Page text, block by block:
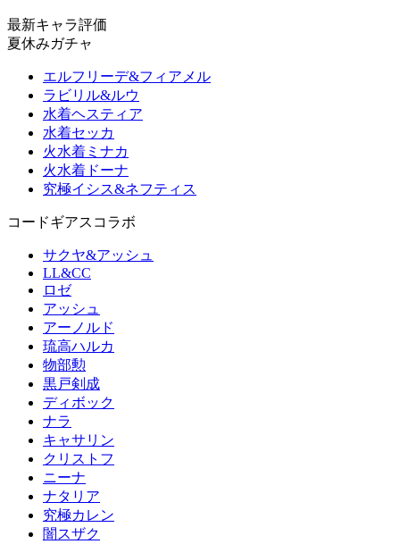
最新キャラ評価
夏休みガチャ
エルフリーデ&フィアメル
ラビリル&ルウ
水着ヘスティア
水着セッカ
火水着ミナカ
火水着ドーナ
究極イシス&ネフティス
コードギアスコラボ
サクヤ&アッシュ
LL&CC
ロゼ
アッシュ
アーノルド
琉高ハルカ
物部勲
黒戸剣成
ディボック
ナラ
キャサリン
クリストフ
ニーナ
ナタリア
究極カレン
闇スザク